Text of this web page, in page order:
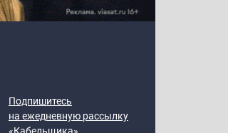
Подпишитесь
на ежедневную рассылку